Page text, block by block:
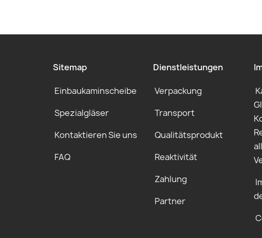
Sitemap
Einbaukaminscheibe
Spezialgläser
Kontaktieren Sie uns
FAQ
Dienstleistungen
Verpackung
Transport
Qualitätsprodukt
Reaktivität
Zahlung
Partner